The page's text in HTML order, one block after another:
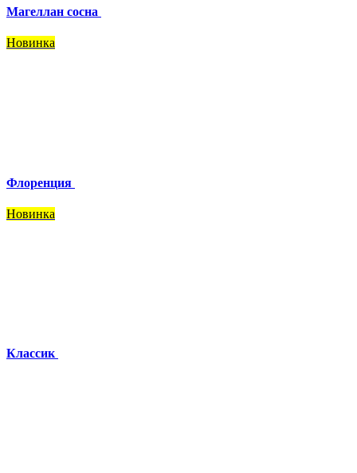
Магеллан сосна
Новинка
Флоренция
Новинка
Классик